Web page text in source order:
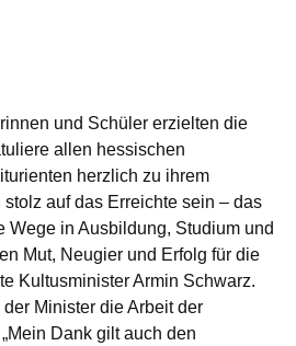
und Schüler erzielten die
allen hessischen
herzlich zu ihrem
auf das Erreichte sein – das
Wege in Ausbildung, Studium und
Mut, Neugier und Erfolg für die
Kultusminister Armin Schwarz.
Minister die Arbeit der
Dank gilt auch den